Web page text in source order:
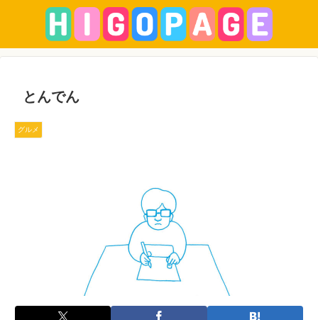
とんでん
グルメ